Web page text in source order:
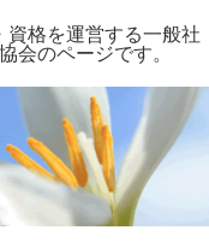
格を運営する一般社
会のページです。